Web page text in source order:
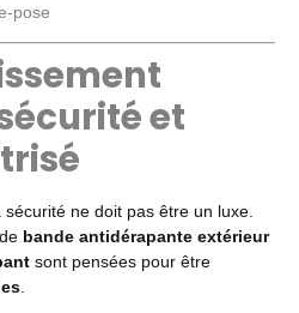
pose
et
sécurité ne doit pas être un luxe.
bande antidérapante extérieur
sont pensées pour être